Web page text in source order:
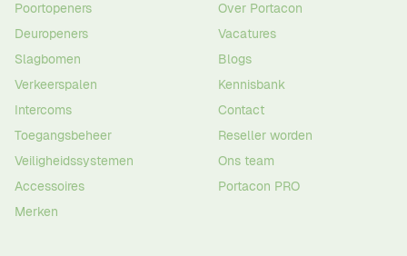
Poortopeners
Deuropeners
Slagbomen
Verkeerspalen
Intercoms
Toegangsbeheer
Veiligheidssystemen
Accessoires
Merken
Over Portacon
Vacatures
Blogs
Kennisbank
Contact
Reseller worden
Ons team
Portacon PRO